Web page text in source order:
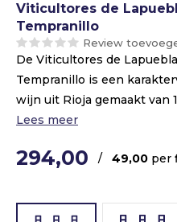
Viticultores de
Tempranillo
Review
De Viticultores de
Tempranillo is een
wijn uit Rioja gemaakt van
Lees meer
294,00 / 49,00 per